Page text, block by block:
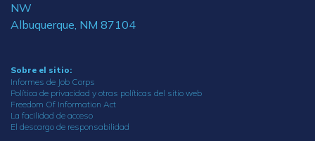
NW
Albuquerque, NM 87104
Sobre el sitio:
Informes de Job Corps
Política de privacidad y otras políticas del sitio web
Freedom Of Information Act
La facilidad de acceso
El descargo de responsabilidad